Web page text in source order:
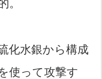
。
化水銀から構成
使って攻撃す